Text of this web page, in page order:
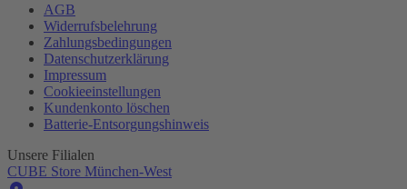
AGB
Widerrufsbelehrung
Zahlungsbedingungen
Datenschutzerklärung
Impressum
Cookieeinstellungen
Kundenkonto löschen
Batterie-Entsorgungshinweis
Unsere Filialen
CUBE Store München-West